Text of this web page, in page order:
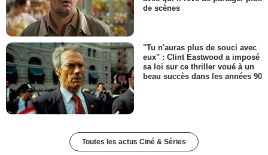
de scènes
"Tu n'auras plus de souci avec
eux" : Clint Eastwood a imposé
sa loi sur ce thriller voué à un
beau succès dans les années 90
Toutes les actus Ciné & Séries